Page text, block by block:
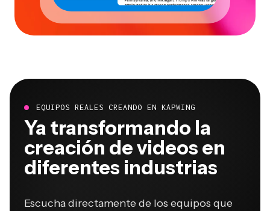
EQUIPOS REALES CREANDO EN KAPWING
Ya transformando la
creación de videos en
diferentes industrias
Escucha directamente de los equipos que